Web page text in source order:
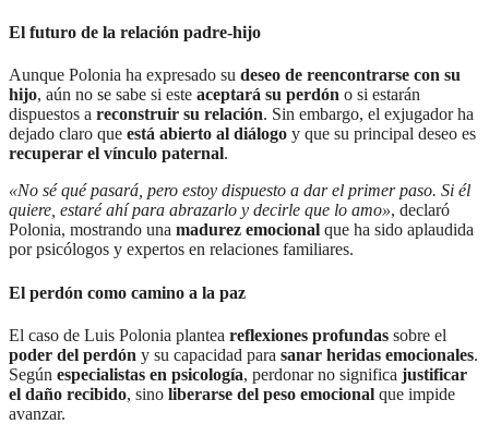
El futuro de la relación padre-hijo
Aunque Polonia ha expresado su deseo de reencontrarse con su
hijo, aún no se sabe si este aceptará su perdón o si estarán
dispuestos a reconstruir su relación. Sin embargo, el exjugador ha
dejado claro que está abierto al diálogo y que su principal deseo es
recuperar el vínculo paternal.
«No sé qué pasará, pero estoy dispuesto a dar el primer paso. Si él
quiere, estaré ahí para abrazarlo y decirle que lo amo», declaró
Polonia, mostrando una madurez emocional que ha sido aplaudida
por psicólogos y expertos en relaciones familiares.
El perdón como camino a la paz
El caso de Luis Polonia plantea reflexiones profundas sobre el
poder del perdón y su capacidad para sanar heridas emocionales.
Según especialistas en psicología, perdonar no significa justificar
el daño recibido, sino liberarse del peso emocional que impide
avanzar.